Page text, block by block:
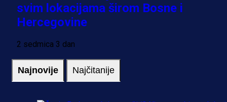
svim lokacijama širom Bosne i
Hercegovine
2 sedmica 3 dan
Najnovije Najčitanije